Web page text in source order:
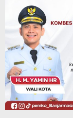
Advertorial Pemkab
Silaturahmi
AKBP Arif
Keamanan
Agustus 6, 2026